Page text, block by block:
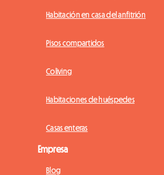
Habitación en casa del anfitrión
Pisos compartidos
Coliving
Habitaciones de huéspedes
Casas enteras
Empresa
Blog